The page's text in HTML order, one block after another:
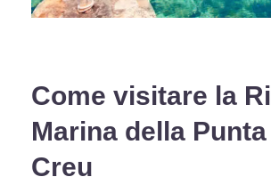
Come visitare la
Marina della
Creu